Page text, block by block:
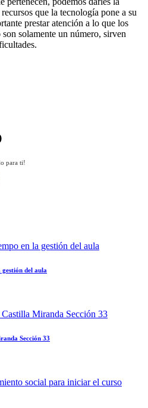
que la tecnología pone a su
prestar atención a lo que los
solamente un número, sirven
para ti!
del aula
Sección 33